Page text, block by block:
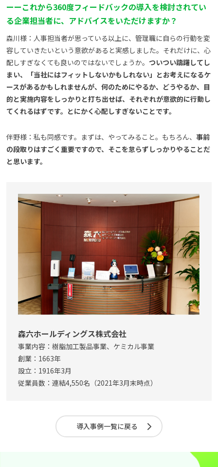
ーーこれから360度フィードバックの導入を検討されてい
る企業担当者に、アドバイスをいただけますか？
森川様：人事担当者が思っている以上に、管理職に自らの行動を変
容していきたいという意欲があると実感しました。それだけに、心
配しすぎなくても良いのではないでしょうか。 ついつい躊躇してし
まい、「当社にはフィットしないかもしれない」とお考えになるケ
ースがあるかもしれませんが、何のためにやるか、どうやるか、目
的と実施内容をしっかりと打ち出せば、それぞれが意欲的に行動し
てくれるはずです。とにかく心配しすぎないことです。
伴野様：私も同感です。まずは、やってみること。もちろん、 事前
の段取りはすごく重要ですので、そこを怠らずしっかりやることだ
と思います。
森六ホールディングス株式会社
事業内容：樹脂加工製品事業、ケミカル事業
創業：1663年
設立：1916年3月
従業員数：連結4,550名（2021年3月末時点）
導入事例一覧に戻る